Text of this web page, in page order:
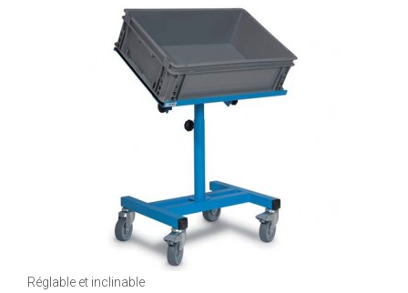
Réglable et inclinable